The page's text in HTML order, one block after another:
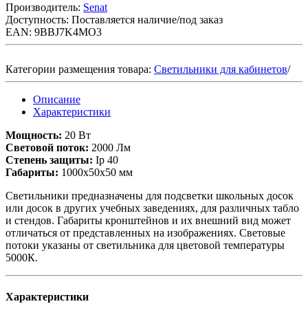
Производитель: Senat
Доступность: Поставляется наличие/под заказ
EAN: 9BBJ7K4MO3
Категории размещения товара: Светильники для кабинетов/
Описание
Характеристики
Мощность: 20 Вт
Световой поток: 2000 Лм
Степень защиты: Ip 40
Габариты: 1000х50х50 мм
Светильники предназначены для подсветки школьных досок
или досок в других учебных заведениях, для различных табло
и стендов. Габариты кронштейнов и их внешний вид может
отличаться от представленных на изображениях. Световые
потоки указаны от светильника для цветовой температуры
5000К.
Характеристики